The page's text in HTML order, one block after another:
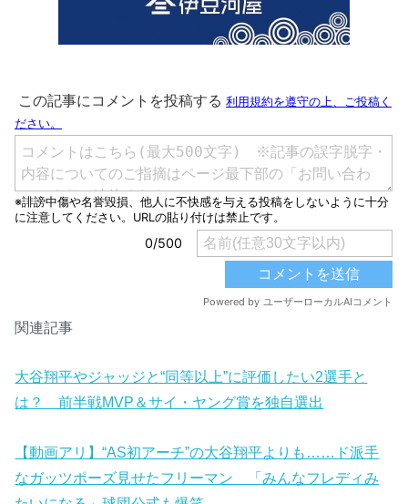
関連記事
大谷翔平やジャッジと“同等以上”に評価したい2選手と
は？ 前半戦MVP＆サイ・ヤング賞を独自選出
【動画アリ】“AS初アーチ”の大谷翔平よりも……ド派手
なガッツポーズ見せたフリーマン 「みんなフレディみ